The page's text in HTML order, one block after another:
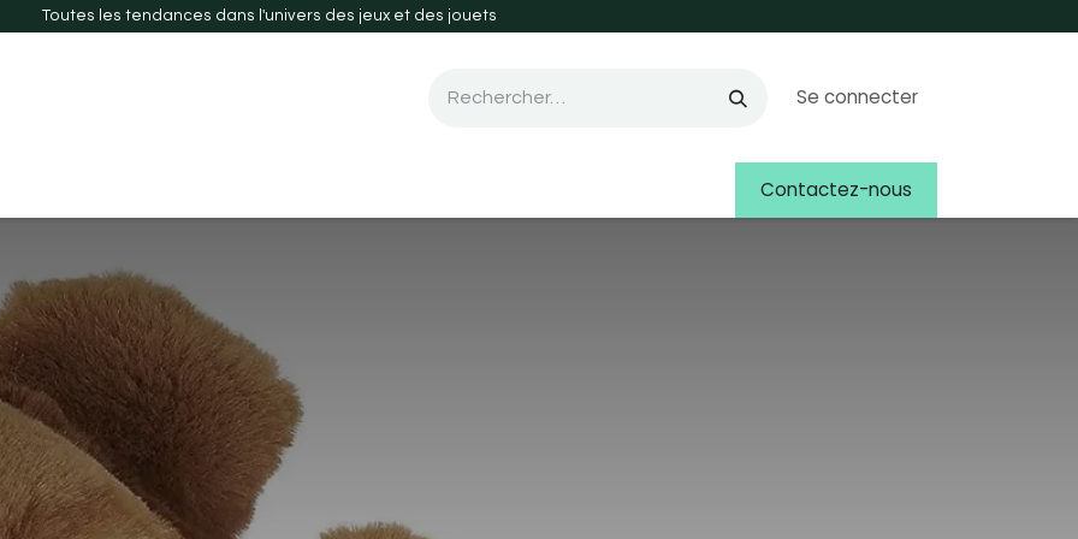
Toutes les tendances dans l'univers des jeux et des jouets
Se connecter
Contactez-nous